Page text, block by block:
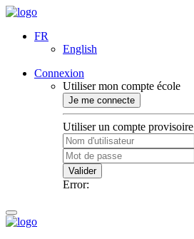
FR
English
Connexion
Utiliser mon compte école
Je me connecte
Utiliser un compte provisoire
Valider
Error: